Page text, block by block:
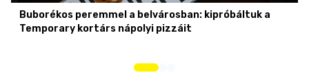
Buborékos peremmel a belvárosban: kipróbáltuk a
Temporary kortárs nápolyi pizzáit